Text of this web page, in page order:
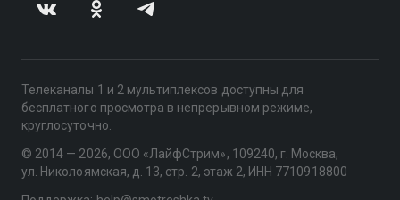
Телеканалы 1 и 2 мультиплексов доступны для
бесплатного просмотра в непрерывном режиме,
круглосуточно.
© 2014 — 2026, ООО «ЛайфСтрим», 109240, г. Москва,
ул. Николоямская, д. 13, стр. 2, этаж 2, ИНН 7710918800